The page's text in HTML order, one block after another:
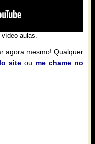
vídeo aulas.
agora mesmo! Qualquer
site ou me chame no